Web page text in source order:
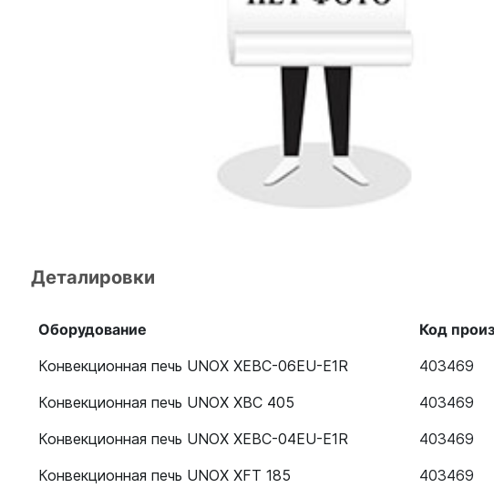
Деталировки
Оборудование
Код
Конвекционная печь UNOX XEBC-06EU-E1R
403469
Конвекционная печь UNOX XBC 405
403469
Конвекционная печь UNOX XEBC-04EU-E1R
403469
Конвекционная печь UNOX XFT 185
403469